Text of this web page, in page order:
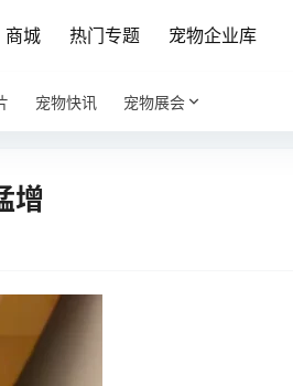
商城 热门专题 宠物企业库
宠物快讯 宠物展会
增